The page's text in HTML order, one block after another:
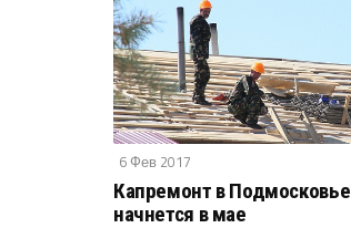
6 Фев 2017
Капремонт в Подмосковье
начнется в мае